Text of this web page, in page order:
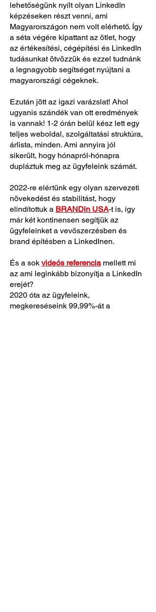
lehetőségünk nyílt olyan LinkedIn
képzéseken részt venni, ami
Magyarországon nem volt elérhető. Így
a séta végére kipattant az ötlet, hogy
az értékesítési, cégépítési és LinkedIn
tudásunkat ötvözzük és ezzel tudnánk
a legnagyobb segítséget nyújtani a
magyarországi cégeknek.
Ezután jött az igazi varázslat! Ahol
ugyanis szándék van ott eredmények
is vannak! 1-2 órán belül kész lett egy
teljes weboldal, szolgáltatási struktúra,
árlista, minden. Ami annyira jól
sikerült, hogy hónapról-hónapra
dupláztuk meg az ügyfeleink számát.
2022-re elértünk egy olyan szervezeti
növekedést és stabilitást, hogy
elindítottuk a BRANDin USA-t is, így
már két kontinensen segítjük az
ügyfeleinket a vevőszerzésben és
brand építésben a LinkedInen.
És a sok videós referenciamellett mi
az ami leginkább bizonyítja a LinkedIn
erejét?
2020 óta az ügyfeleink,
megkereséseink 99,99%-át a